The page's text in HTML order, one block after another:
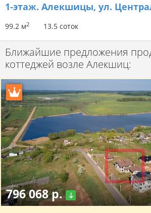
1-этаж. Алекшицы, ул.
99.2 м2 13.5 соток
Ближайшие предложения
коттеджей возле Алекшиц:
796 068 р.